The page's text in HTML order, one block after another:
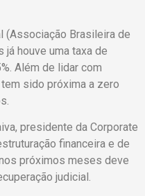
(Associação Brasileira de
houve uma taxa de
Além de lidar com
sido próxima a zero
presidente da Corporate
financeira e de
próximos meses deve
judicial.